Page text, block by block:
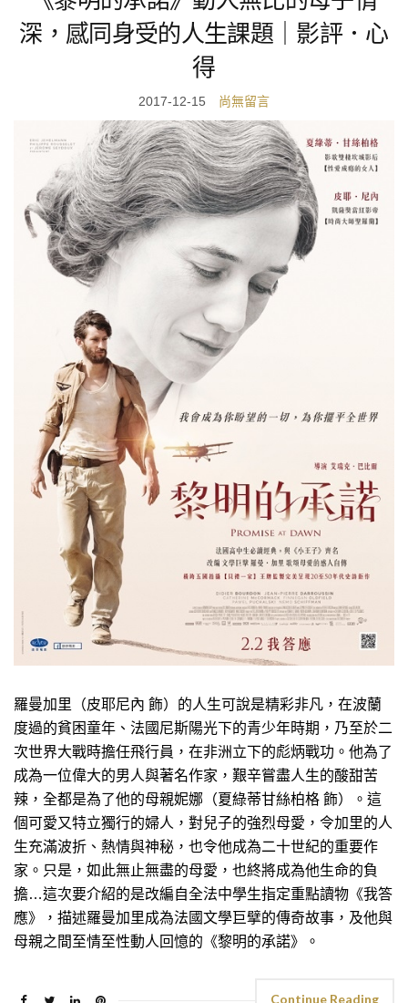
深，感同身受的人生課題｜影評．心
得
2017-12-15 尚無留言
羅曼加里（皮耶尼內 飾）的人生可說是精彩非凡，在波蘭
度過的貧困童年、法國尼斯陽光下的青少年時期，乃至於二
次世界大戰時擔任飛行員，在非洲立下的彪炳戰功。他為了
成為一位偉大的男人與著名作家，艱辛嘗盡人生的酸甜苦
辣，全都是為了他的母親妮娜（夏綠蒂甘絲柏格 飾）。這
個可愛又特立獨行的婦人，對兒子的強烈母愛，令加里的人
生充滿波折、熱情與神秘，也令他成為二十世紀的重要作
家。只是，如此無止無盡的母愛，也終將成為他生命的負
擔…這次要介紹的是改編自全法中學生指定重點讀物《我答
應》，描述羅曼加里成為法國文學巨擘的傳奇故事，及他與
母親之間至情至性動人回憶的《黎明的承諾》。
Continue Reading